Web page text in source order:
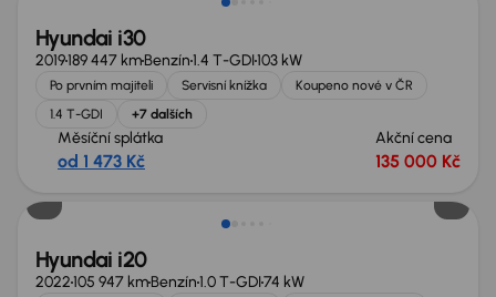
Hyundai i30
2019189 447 kmBenzín1.4 T-GDI103 kW
Po prvním majiteli Servisní knížka
Koupeno nové v ČR
1.4 T-GDI
+7 dalších
Měsíční splátka
od 1 473 Kč
Akční cena
135 000 Kč
Hyundai i20
2022105 947 kmBenzín1.0 T-GDI74 kW